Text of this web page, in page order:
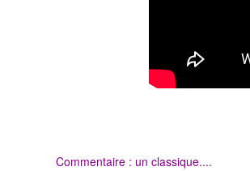
Commentaire : un classique....